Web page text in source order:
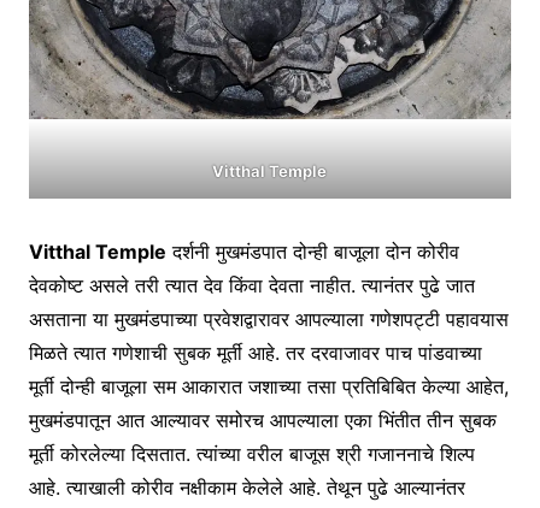
Vitthal Temple
Vitthal Temple दर्शनी मुखमंडपात दोन्ही बाजूला दोन कोरीव
देवकोष्ट असले तरी त्यात देव किंवा देवता नाहीत. त्यानंतर पुढे जात
असताना या मुखमंडपाच्या प्रवेशद्वारावर आपल्याला गणेशपट्टी पहावयास
मिळते त्यात गणेशाची सुबक मूर्ती आहे. तर दरवाजावर पाच पांडवाच्या
मूर्ती दोन्ही बाजूला सम आकारात जशाच्या तसा प्रतिबिबित केल्या आहेत,
मुखमंडपातून आत आल्यावर समोरच आपल्याला एका भिंतीत तीन सुबक
मूर्ती कोरलेल्या दिसतात. त्यांच्या वरील बाजूस श्री गजाननाचे शिल्प
आहे. त्याखाली कोरीव नक्षीकाम केलेले आहे. तेथून पुढे आल्यानंतर